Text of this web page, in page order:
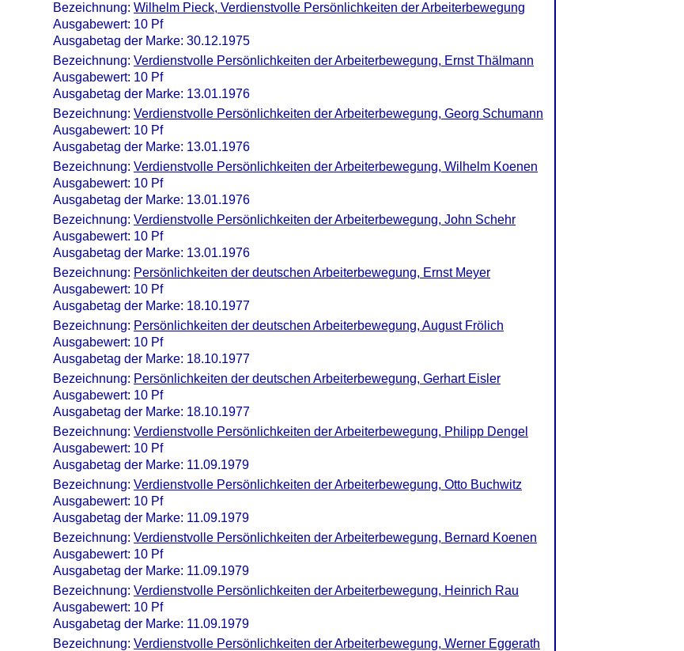
Bezeichnung: Wilhelm Pieck, Verdienstvolle Persönlichkeiten der Arbeiterbewegung
Ausgabewert: 10 Pf
Ausgabetag der Marke: 30.12.1975
Bezeichnung: Verdienstvolle Persönlichkeiten der Arbeiterbewegung, Ernst Thälmann
Ausgabewert: 10 Pf
Ausgabetag der Marke: 13.01.1976
Bezeichnung: Verdienstvolle Persönlichkeiten der Arbeiterbewegung, Georg Schumann
Ausgabewert: 10 Pf
Ausgabetag der Marke: 13.01.1976
Bezeichnung: Verdienstvolle Persönlichkeiten der Arbeiterbewegung, Wilhelm Koenen
Ausgabewert: 10 Pf
Ausgabetag der Marke: 13.01.1976
Bezeichnung: Verdienstvolle Persönlichkeiten der Arbeiterbewegung, John Schehr
Ausgabewert: 10 Pf
Ausgabetag der Marke: 13.01.1976
Bezeichnung: Persönlichkeiten der deutschen Arbeiterbewegung, Ernst Meyer
Ausgabewert: 10 Pf
Ausgabetag der Marke: 18.10.1977
Bezeichnung: Persönlichkeiten der deutschen Arbeiterbewegung, August Frölich
Ausgabewert: 10 Pf
Ausgabetag der Marke: 18.10.1977
Bezeichnung: Persönlichkeiten der deutschen Arbeiterbewegung, Gerhart Eisler
Ausgabewert: 10 Pf
Ausgabetag der Marke: 18.10.1977
Bezeichnung: Verdienstvolle Persönlichkeiten der Arbeiterbewegung, Philipp Dengel
Ausgabewert: 10 Pf
Ausgabetag der Marke: 11.09.1979
Bezeichnung: Verdienstvolle Persönlichkeiten der Arbeiterbewegung, Otto Buchwitz
Ausgabewert: 10 Pf
Ausgabetag der Marke: 11.09.1979
Bezeichnung: Verdienstvolle Persönlichkeiten der Arbeiterbewegung, Bernard Koenen
Ausgabewert: 10 Pf
Ausgabetag der Marke: 11.09.1979
Bezeichnung: Verdienstvolle Persönlichkeiten der Arbeiterbewegung, Heinrich Rau
Ausgabewert: 10 Pf
Ausgabetag der Marke: 11.09.1979
Bezeichnung: Verdienstvolle Persönlichkeiten der Arbeiterbewegung, Werner Eggerath